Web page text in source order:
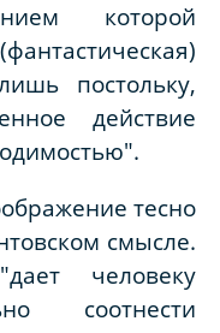
которой
постольку,
действие
тесно
смысле.
человеку
соотнести